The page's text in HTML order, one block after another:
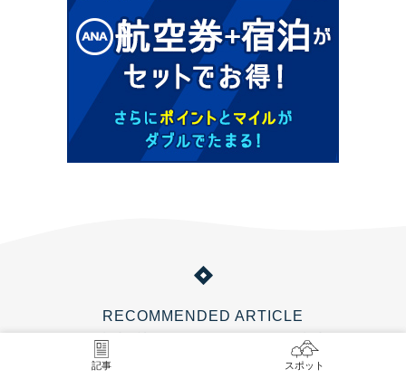
RECOMMENDED ARTICLE
この記事を読んでいるあなたにおすすめの記事
記事 スポット